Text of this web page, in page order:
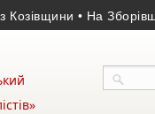
• На Зборівщині